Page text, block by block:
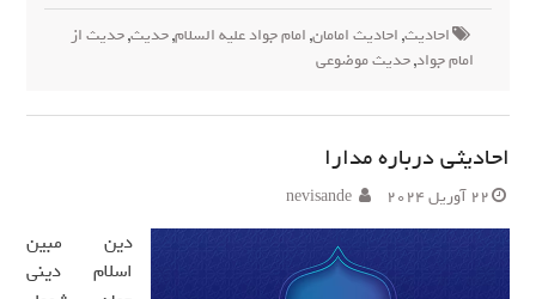
احادیث,احادیث امامان,امام جواد علیه السلام,حدیث,حدیث از
امام جواد,حدیث موضوعی
احادیثی درباره مدارا
22 آوریل 2024 nevisande
دین مبین
اسلام دینی